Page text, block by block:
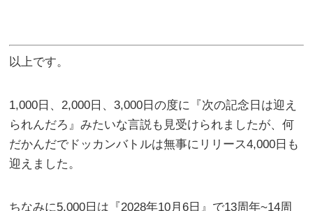
以上です。
1,000日、2,000日、3,000日の度に『次の記念日は迎え
られんだろ』みたいな言説も見受けられましたが、何
だかんだでドッカンバトルは無事にリリース4,000日も
迎えました。
ちなみに5,000日は『2028年10月6日』で13周年~14周